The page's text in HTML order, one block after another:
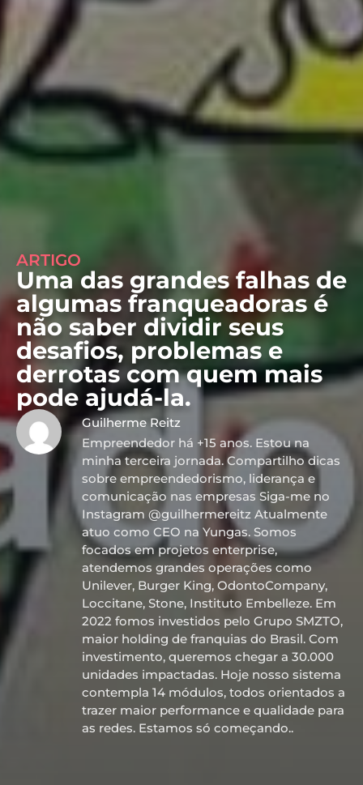
ARTIGO
Uma das grandes falhas de
algumas franqueadoras é
não saber dividir seus
desafios, problemas e
derrotas com quem mais
pode ajudá-la.
Guilherme Reitz
Empreendedor há +15 anos. Estou na
minha terceira jornada. Compartilho dicas
sobre empreendedorismo, liderança e
comunicação nas empresas Siga-me no
Instagram @guilhermereitz Atualmente
atuo como CEO na Yungas. Somos
focados em projetos enterprise,
atendemos grandes operações como
Unilever, Burger King, OdontoCompany,
Loccitane, Stone, Instituto Embelleze. Em
2022 fomos investidos pelo Grupo SMZTO,
maior holding de franquias do Brasil. Com
investimento, queremos chegar a 30.000
unidades impactadas. Hoje nosso sistema
contempla 14 módulos, todos orientados a
trazer maior performance e qualidade para
as redes. Estamos só começando..